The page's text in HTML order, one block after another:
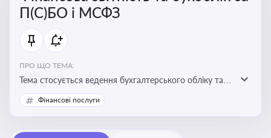
П(С)БО і МСФЗ
ПРО ЩО ТЕМА:
Тема стосується ведення бухгалтерського обліку та
складання фінансової звітності відповідно до
національних і міжнародних стандартів
Фінансові послуги